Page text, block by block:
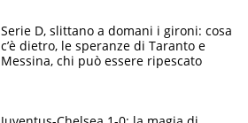
Serie D, slittano a domani i gironi: cosa
c’è dietro, le speranze di Taranto e
Messina, chi può essere ripescato